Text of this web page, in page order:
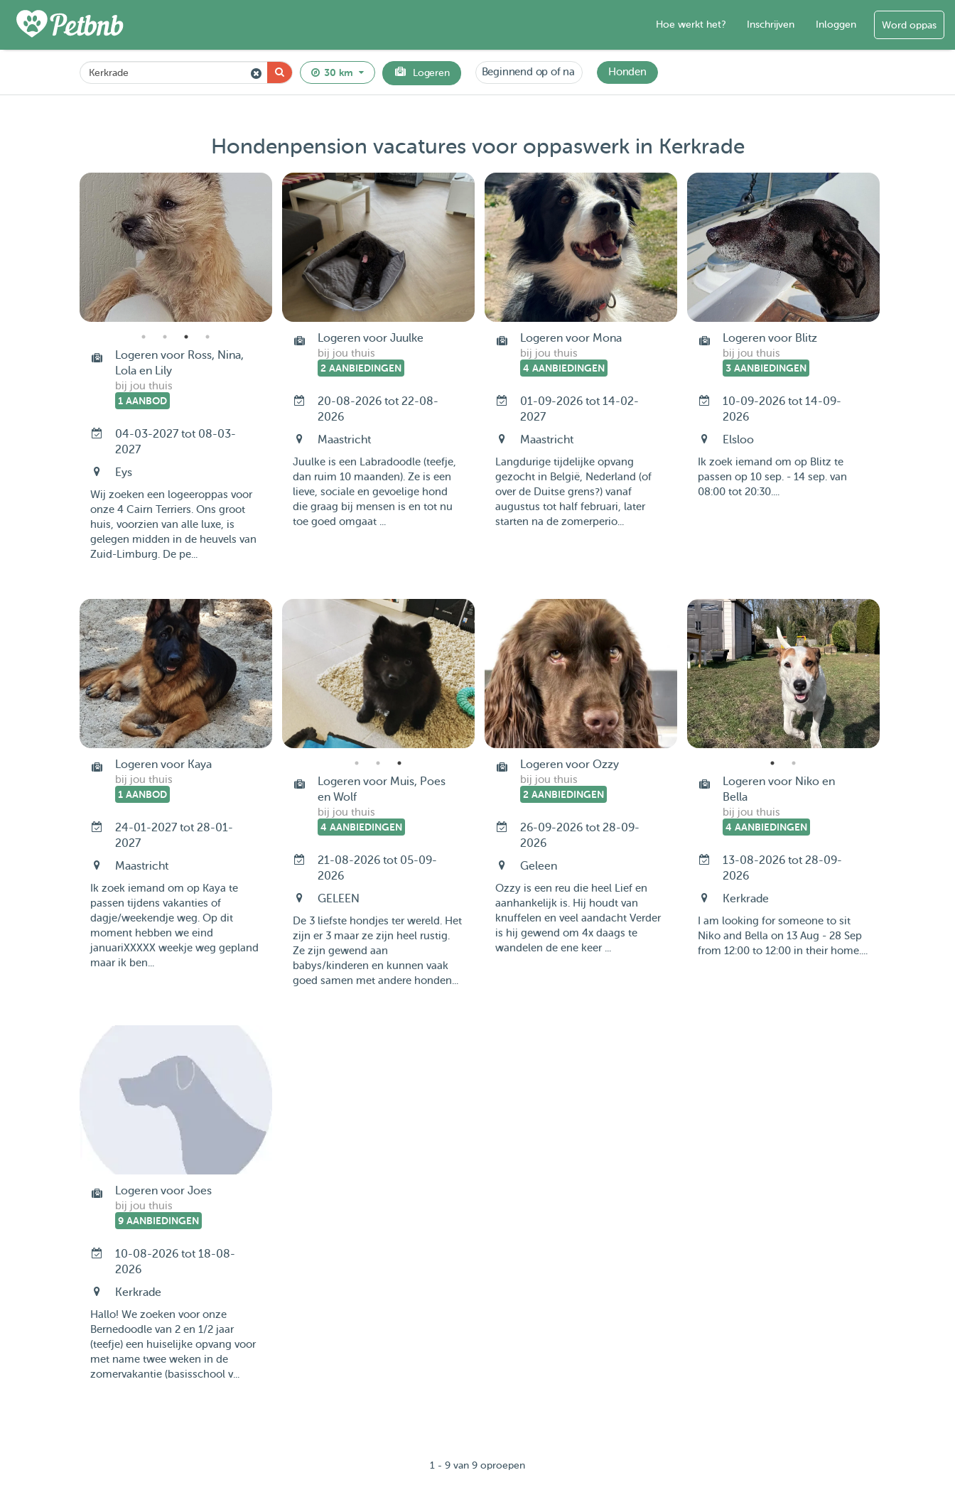
Hoe werkt het? Inschrijven Inloggen Word oppas
30 km Logeren Beginnend op of na Honden
Hondenpension vacatures voor oppaswerk in Kerkrade
Logeren voor Ross, Nina,
Lola en Lily
bij jou thuis
1 AANBOD
04-03-2027 tot 08-03-
2027
Eys
Wij zoeken een logeeroppas voor
onze 4 Cairn Terriers. Ons groot
huis, voorzien van alle luxe, is
gelegen midden in de heuvels van
Zuid-Limburg. De pe...
Logeren voor Juulke
bij jou thuis
2 AANBIEDINGEN
20-08-2026 tot 22-08-
2026
Maastricht
Juulke is een Labradoodle (teefje,
dan ruim 10 maanden). Ze is een
lieve, sociale en gevoelige hond
die graag bij mensen is en tot nu
toe goed omgaat ...
Logeren voor Mona
bij jou thuis
4 AANBIEDINGEN
01-09-2026 tot 14-02-
2027
Maastricht
Langdurige tijdelijke opvang
gezocht in België, Nederland (of
over de Duitse grens?) vanaf
augustus tot half februari, later
starten na de zomerperio...
Logeren voor Blitz
bij jou thuis
3 AANBIEDINGEN
10-09-2026 tot 14-09-
2026
Elsloo
Ik zoek iemand om op Blitz te
passen op 10 sep. - 14 sep. van
08:00 tot 20:30....
Logeren voor Kaya
bij jou thuis
1 AANBOD
24-01-2027 tot 28-01-
2027
Maastricht
Ik zoek iemand om op Kaya te
passen tijdens vakanties of
dagje/weekendje weg. Op dit
moment hebben we eind
januariXXXXX weekje weg gepland
maar ik ben...
Logeren voor Muis, Poes
en Wolf
bij jou thuis
4 AANBIEDINGEN
21-08-2026 tot 05-09-
2026
GELEEN
De 3 liefste hondjes ter wereld. Het
zijn er 3 maar ze zijn heel rustig.
Ze zijn gewend aan
babys/kinderen en kunnen vaak
goed samen met andere honden...
Logeren voor Ozzy
bij jou thuis
2 AANBIEDINGEN
26-09-2026 tot 28-09-
2026
Geleen
Ozzy is een reu die heel Lief en
aanhankelijk is. Hij houdt van
knuffelen en veel aandacht Verder
is hij gewend om 4x daags te
wandelen de ene keer ...
Logeren voor Niko en
Bella
bij jou thuis
4 AANBIEDINGEN
13-08-2026 tot 28-09-
2026
Kerkrade
I am looking for someone to sit
Niko and Bella on 13 Aug - 28 Sep
from 12:00 to 12:00 in their home....
Logeren voor Joes
bij jou thuis
9 AANBIEDINGEN
10-08-2026 tot 18-08-
2026
Kerkrade
Hallo! We zoeken voor onze
Bernedoodle van 2 en 1/2 jaar
(teefje) een huiselijke opvang voor
met name twee weken in de
zomervakantie (basisschool v...
1 - 9 van 9 oproepen